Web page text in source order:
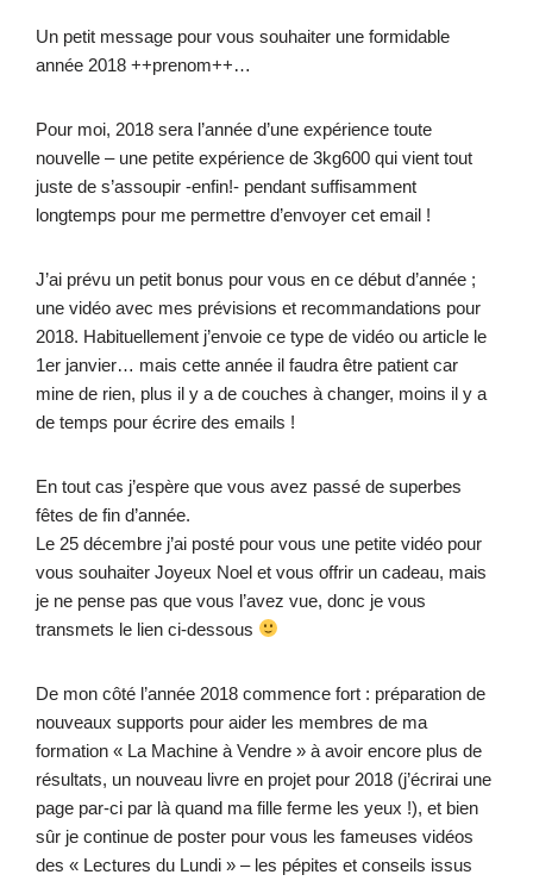
Un petit message pour vous souhaiter une formidable
année 2018 ++prenom++…
Pour moi, 2018 sera l’année d’une expérience toute
nouvelle – une petite expérience de 3kg600 qui vient tout
juste de s’assoupir -enfin!- pendant suffisamment
longtemps pour me permettre d’envoyer cet email !
J’ai prévu un petit bonus pour vous en ce début d’année ;
une vidéo avec mes prévisions et recommandations pour
2018. Habituellement j’envoie ce type de vidéo ou article le
1er janvier… mais cette année il faudra être patient car
mine de rien, plus il y a de couches à changer, moins il y a
de temps pour écrire des emails !
En tout cas j’espère que vous avez passé de superbes
fêtes de fin d’année.
Le 25 décembre j’ai posté pour vous une petite vidéo pour
vous souhaiter Joyeux Noel et vous offrir un cadeau, mais
je ne pense pas que vous l’avez vue, donc je vous
transmets le lien ci-dessous
De mon côté l’année 2018 commence fort : préparation de
nouveaux supports pour aider les membres de ma
formation « La Machine à Vendre » à avoir encore plus de
résultats, un nouveau livre en projet pour 2018 (j’écrirai une
page par-ci par là quand ma fille ferme les yeux !), et bien
sûr je continue de poster pour vous les fameuses vidéos
des « Lectures du Lundi » – les pépites et conseils issus